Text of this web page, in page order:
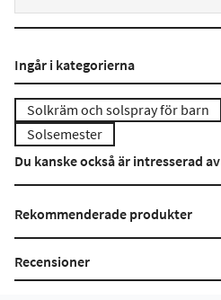
Ingår i kategorierna
Solkräm och solspray för barn
Solsemester
Du kanske också är intresserad av
Rekommenderade produkter
Recensioner